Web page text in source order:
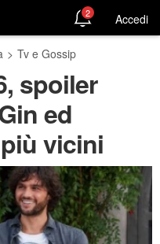
2 Accedi
> Tv e Gossip
spoiler
ed
vicini